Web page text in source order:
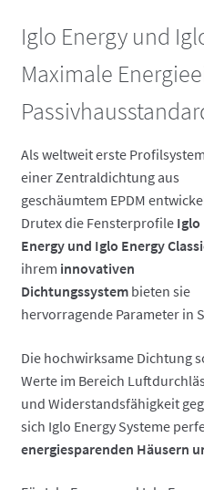
Iglo Energy und
Maximale
Als weltweit erste
einer Zentraldichtung aus
geschäumtem EPDM
Drutex die Fensterprofile Iglo
Energy und Iglo Energy
ihrem innovativen
Dichtungssystembieten sie
hervorragende Parameter in
Die hochwirksame Dichtung
Werte im Bereich
und Widerstandsfähigkeit
sich Iglo Energy Systeme
energiesparenden Häusern